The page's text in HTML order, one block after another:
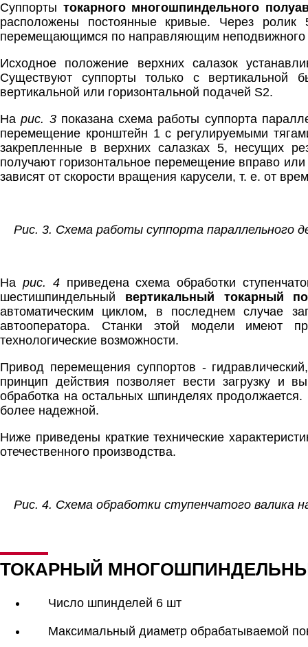
Суппорты токарного многошпиндельного
расположены постоянные кривые. Через
перемещающимся по направляющим неподвижного
Исходное положение верхних салазок
Существуют суппорты только с вертикальной
вертикальной или горизонтальной подачей S2.
Нарис. 3показана схема работы суппорта
перемещение кронштейн 1 с регулируемыми
закрепленные в верхних салазках 5, несущих
получают горизонтальное перемещение вправо
зависят от скорости вращения карусели, т. е. от
Рис. 3. Схема работы суппорта параллельного
На рис. 4приведена схема обработки
шестишпиндельный вертикальный токарный
автоматическим циклом, в последнем случае
автооператора. Станки этой модели имеют
технологические возможности.
Привод перемещения суппортов -
принцип действия позволяет вести загрузку и
обработка на остальных шпинделях
более надежной.
Ниже приведены краткие технические
отечественного производства.
Рис. 4. Схема обработки ступенчатого валика
ТОКАРНЫЙ
Число шпинделей 6 шт
Максимальный диаметр обрабатываемой